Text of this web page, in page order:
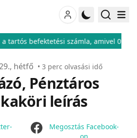
befektetési számla, amivel 0%-ra
hétfő • 3 perc olvasási idő
Pénztáros
leírás
facebook
Megosztás Facebook-
on